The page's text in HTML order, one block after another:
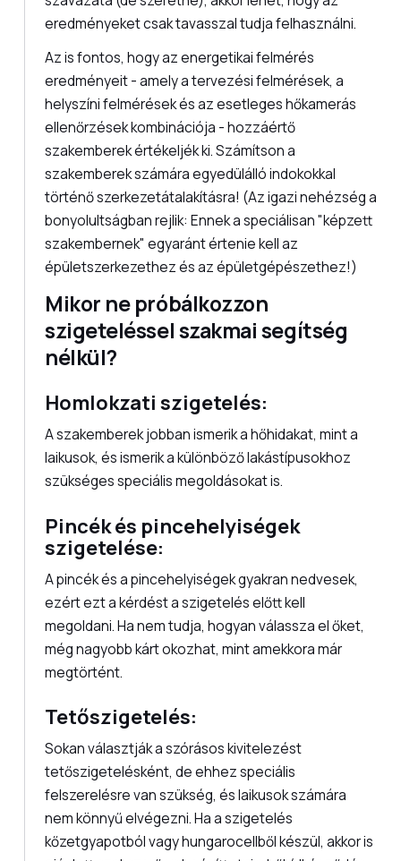
eredményeket csak tavasszal tudja felhasználni.
Az is fontos, hogy az energetikai felmérés
eredményeit - amely a tervezési felmérések, a
helyszíni felmérések és az esetleges hőkamerás
ellenőrzések kombinációja - hozzáértő
szakemberek értékeljék ki. Számítson a
szakemberek számára egyedülálló indokokkal
történő szerkezetátalakításra! (Az igazi nehézség a
bonyolultságban rejlik: Ennek a speciálisan "képzett
szakembernek" egyaránt értenie kell az
épületszerkezethez és az épületgépészethez!)
Mikor ne próbálkozzon
szigeteléssel szakmai segítség
nélkül?
Homlokzati szigetelés:
A szakemberek jobban ismerik a hőhidakat, mint a
laikusok, és ismerik a különböző lakástípusokhoz
szükséges speciális megoldásokat is.
Pincék és pincehelyiségek
szigetelése:
A pincék és a pincehelyiségek gyakran nedvesek,
ezért ezt a kérdést a szigetelés előtt kell
megoldani. Ha nem tudja, hogyan válassza el őket,
még nagyobb kárt okozhat, mint amekkora már
megtörtént.
Tetőszigetelés:
Sokan választják a szórásos kivitelezést
tetőszigetelésként, de ehhez speciális
felszerelésre van szükség, és laikusok számára
nem könnyű elvégezni. Ha a szigetelés
kőzetgyapotból vagy hungarocellből készül, akkor is